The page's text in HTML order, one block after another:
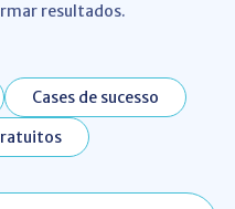
resultados.
Cases de sucesso